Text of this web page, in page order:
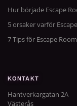
Hur började Escape
5 orsaker varför
7 Tips för Escape
KONTAKT
Hantverkargatan 2A
Västerås